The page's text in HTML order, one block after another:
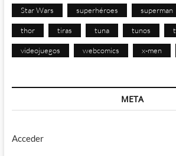
Star Wars superhéroes superman
thor tiras tuna tunos
videojuegos webcomics x-men
META
Acceder